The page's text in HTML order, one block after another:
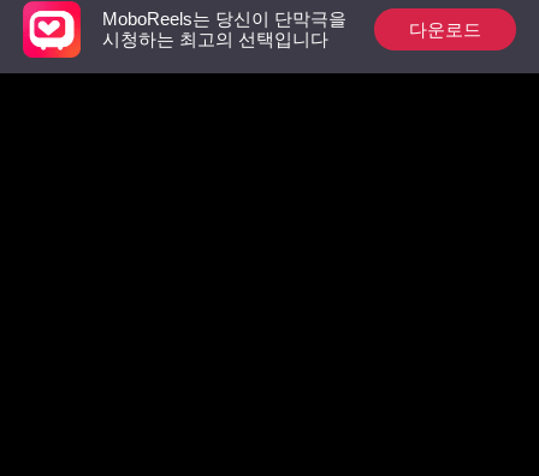
추천 리스트MoboReels는 당신이 단막극을
시청하는 최고의 선택입니다
다운로드